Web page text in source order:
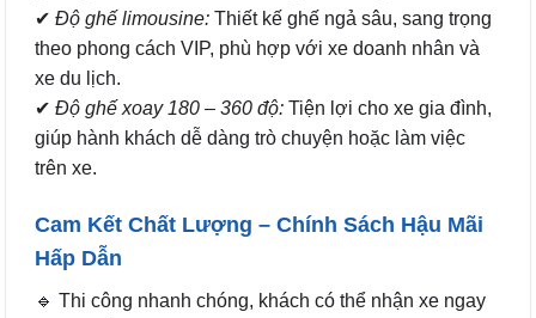
✔ Độ ghế limousine: Thiết kế ghế ngả sâu, sang trọng
theo phong cách VIP, phù hợp với xe doanh nhân và
xe du lịch.
✔ Độ ghế xoay 180 – 360 độ: Tiện lợi cho xe gia đình,
giúp hành khách dễ dàng trò chuyện hoặc làm việc
trên xe.
Cam Kết Chất Lượng – Chính Sách Hậu Mãi
Hấp Dẫn
🔹 Thi công nhanh chóng, khách có thể nhận xe ngay